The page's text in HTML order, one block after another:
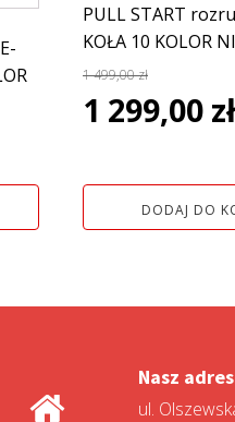
PULL START
KOŁA 10 KOLOR
1 499,00zł
Pierwotna
cena
1
499,00 zł.
1 299,00 zł
DODAJ DO
Nasz adres
ul.